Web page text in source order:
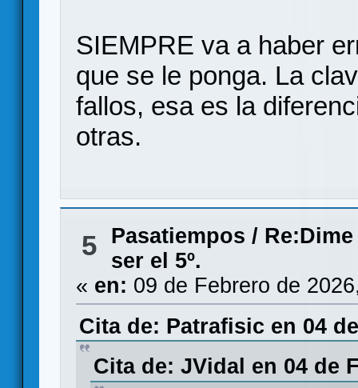
SIEMPRE va a haber
que se le ponga. La
fallos, esa es la
otras.
5 Pasatiempos /
ser el 5º.
« en: 09 de Febrero de
Cita de: Patrafisic en 04
Cita de: JVidal en 04 de